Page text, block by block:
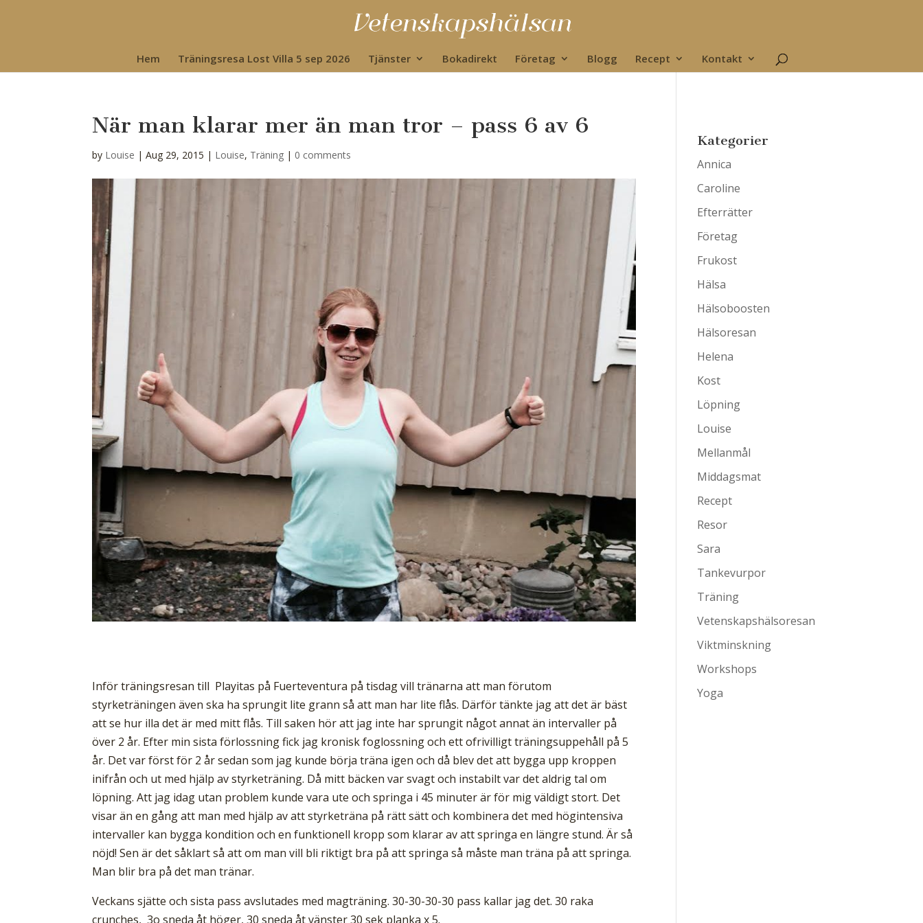
Hem Träningsresa Lost Villa 5 sep 2026 Tjänster Bokadirekt Företag Blogg Recept Kontakt
När man klarar mer än man tror – pass 6 av 6
by Louise |Aug 29, 2015 | Louise, Träning | 0 comments
Inför träningsresan till Playitas på Fuerteventura på tisdag vill tränarna att man förutom
styrketräningen även ska ha sprungit lite grann så att man har lite flås. Därför tänkte jag att det är bäst
att se hur illa det är med mitt flås. Till saken hör att jag inte har sprungit något annat än intervaller på
över 2 år. Efter min sista förlossning fick jag kronisk foglossning och ett ofrivilligt träningsuppehåll på 5
år. Det var först för 2 år sedan som jag kunde börja träna igen och då blev det att bygga upp kroppen
inifrån och ut med hjälp av styrketräning. Då mitt bäcken var svagt och instabilt var det aldrig tal om
löpning. Att jag idag utan problem kunde vara ute och springa i 45 minuter är för mig väldigt stort. Det
visar än en gång att man med hjälp av att styrketräna på rätt sätt och kombinera det med högintensiva
intervaller kan bygga kondition och en funktionell kropp som klarar av att springa en längre stund. Är så
nöjd! Sen är det såklart så att om man vill bli riktigt bra på att springa så måste man träna på att springa.
Man blir bra på det man tränar.
Veckans sjätte och sista pass avslutades med magträning. 30-30-30-30 pass kallar jag det. 30 raka
crunches, 3o sneda åt höger, 30 sneda åt vänster 30 sek planka x 5.
Kategorier
Annica
Caroline
Efterrätter
Företag
Frukost
Hälsa
Hälsoboosten
Hälsoresan
Helena
Kost
Löpning
Louise
Mellanmål
Middagsmat
Recept
Resor
Sara
Tankevurpor
Träning
Vetenskapshälsoresan
Viktminskning
Workshops
Yoga